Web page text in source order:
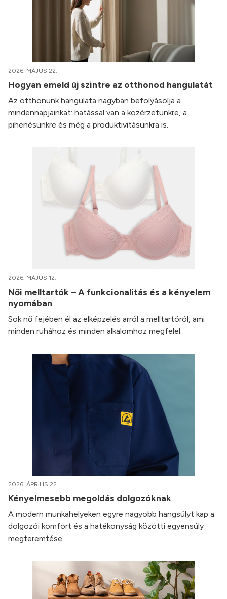
2026. MÁJUS 22.
Hogyan emeld új szintre az otthonod hangulatát
Az otthonunk hangulata nagyban befolyásolja a
mindennapjainkat: hatással van a közérzetünkre, a
pihenésünkre és még a produktivitásunkra is.
2026. MÁJUS 12.
Női melltartók – A funkcionalitás és a kényelem
nyomában
Sok nő fejében él az elképzelés arról a melltartóról, ami
minden ruhához és minden alkalomhoz megfelel.
2026. ÁPRILIS 22.
Kényelmesebb megoldás dolgozóknak
A modern munkahelyeken egyre nagyobb hangsúlyt kap a
dolgozói komfort és a hatékonyság közötti egyensúly
megteremtése.